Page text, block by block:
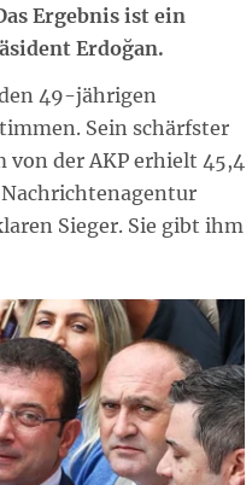
Ergebnis ist ein
Erdoğan.
49-jährigen
Sein schärfster
von der AKP erhielt 45,4
Sieger. Sie gibt ihm